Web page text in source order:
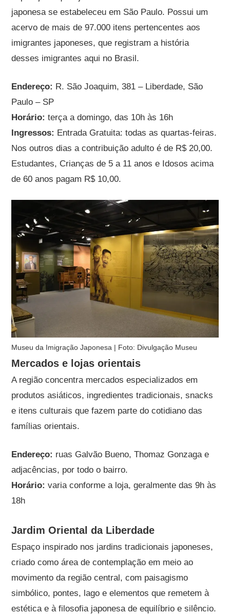
japonesa se estabeleceu em São Paulo. Possui um
acervo de mais de 97.000 itens pertencentes aos
imigrantes japoneses, que registram a história
desses imigrantes aqui no Brasil.
Endereço: R. São Joaquim, 381 – Liberdade, São
Paulo – SP
Horário:terça a domingo, das 10h às 16h
Ingressos: Entrada Gratuita: todas as quartas-feiras.
Nos outros dias a contribuição adulto é de R$ 20,00.
Estudantes, Crianças de 5 a 11 anos e Idosos acima
de 60 anos pagam R$ 10,00.
Museu da Imigração Japonesa | Foto: Divulgação Museu
Mercados e lojas orientais
A região concentra mercados especializados em
produtos asiáticos, ingredientes tradicionais, snacks
e itens culturais que fazem parte do cotidiano das
famílias orientais.
Endereço: ruas Galvão Bueno, Thomaz Gonzaga e
adjacências, por todo o bairro.
Horário:varia conforme a loja, geralmente das 9h às
18h
Jardim Oriental da Liberdade
Espaço inspirado nos jardins tradicionais japoneses,
criado como área de contemplação em meio ao
movimento da região central, com paisagismo
simbólico, pontes, lago e elementos que remetem à
estética e à filosofia japonesa de equilíbrio e silêncio.